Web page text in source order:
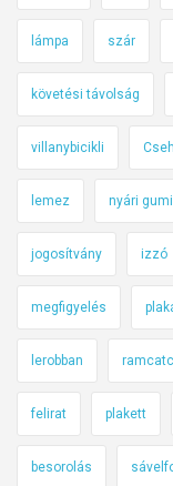
lámpa szár
követési távolság
villanybicikli
lemez nyári gumi
jogosítvány izzó
megfigyelés
lerobban
felirat plakett
besorolás